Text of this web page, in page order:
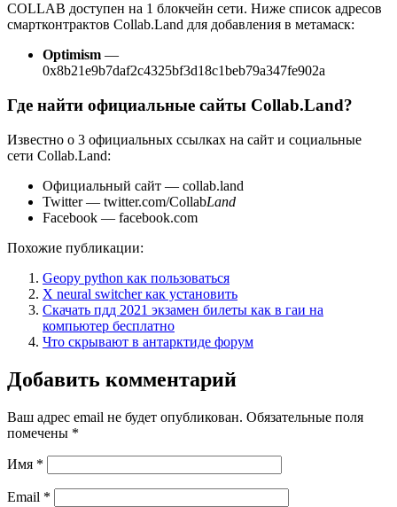
COLLAB доступен на 1 блокчейн сети. Ниже список адресов
смартконтрактов Collab.Land для добавления в метамаск:
Optimism —
0x8b21e9b7daf2c4325bf3d18c1beb79a347fe902a
Где найти официальные сайты Collab.Land?
Известно о 3 официальных ссылках на сайт и социальные
сети Collab.Land:
Официальный сайт — collab.land
Twitter — twitter.com/CollabLand
Facebook — facebook.com
Похожие публикации:
Geopy python как пользоваться
X neural switcher как установить
Скачать пдд 2021 экзамен билеты как в гаи на
компьютер бесплатно
Что скрывают в антарктиде форум
Добавить комментарий
Ваш адрес email не будет опубликован. Обязательные поля
помечены *
Имя *
Email *